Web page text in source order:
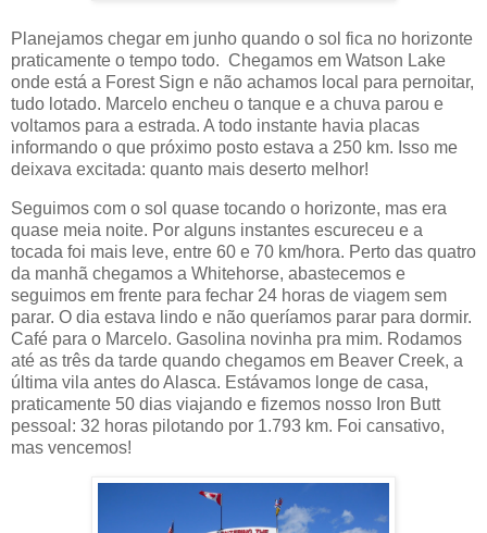
Planejamos chegar em junho quando o sol fica no horizonte
praticamente o tempo todo. Chegamos em Watson Lake
onde está a Forest Sign e não achamos local para pernoitar,
tudo lotado. Marcelo encheu o tanque e a chuva parou e
voltamos para a estrada. A todo instante havia placas
informando o que próximo posto estava a 250 km. Isso me
deixava excitada: quanto mais deserto melhor!
Seguimos com o sol quase tocando o horizonte, mas era
quase meia noite. Por alguns instantes escureceu e a
tocada foi mais leve, entre 60 e 70 km/hora. Perto das quatro
da manhã chegamos a Whitehorse, abastecemos e
seguimos em frente para fechar 24 horas de viagem sem
parar. O dia estava lindo e não queríamos parar para dormir.
Café para o Marcelo. Gasolina novinha pra mim. Rodamos
até as três da tarde quando chegamos em Beaver Creek, a
última vila antes do Alasca. Estávamos longe de casa,
praticamente 50 dias viajando e fizemos nosso Iron Butt
pessoal: 32 horas pilotando por 1.793 km. Foi cansativo,
mas vencemos!